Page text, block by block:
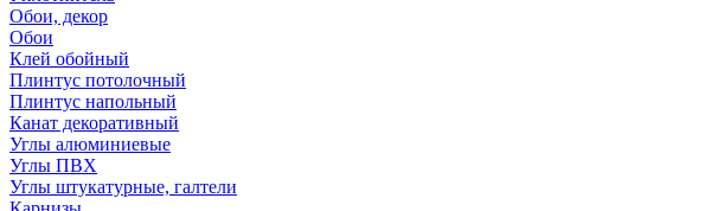
Обои, декор
Обои
Клей обойный
Плинтус потолочный
Плинтус напольный
Канат декоративный
Углы алюминиевые
Углы ПВХ
Углы штукатурные, галтели